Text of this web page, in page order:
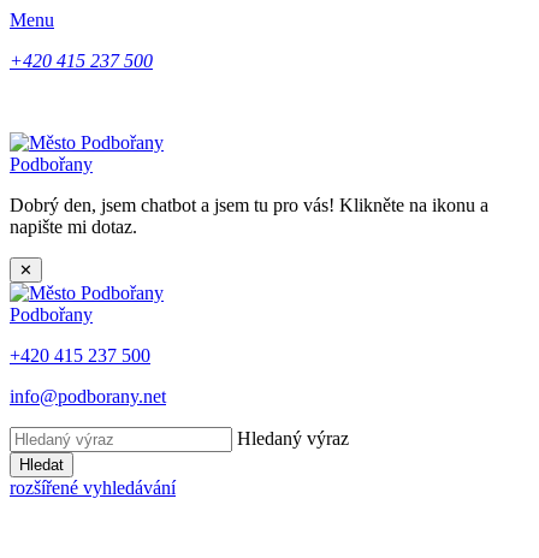
Menu
+420 415 237 500
Podbořany
Dobrý den, jsem chatbot a jsem tu pro vás! Klikněte na ikonu a
napište mi dotaz.
✕
Podbořany
+420 415 237 500
info@podborany.net
Hledaný výraz
Hledat
rozšířené vyhledávání